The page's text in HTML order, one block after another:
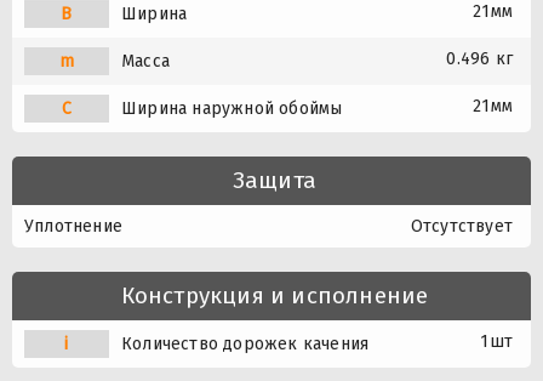
B Ширина 21мм
m Масса 0.496 кг
C Ширина наружной обоймы 21мм
Защита
Уплотнение Отсутствует
Конструкция и исполнение
i Количество дорожек качения 1шт